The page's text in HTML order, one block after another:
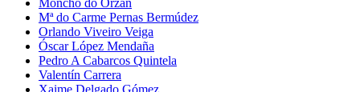
Moncho do Orzán
Mª do Carme Pernas Bermúdez
Orlando Viveiro Veiga
Óscar López Mendaña
Pedro A Cabarcos Quintela
Valentín Carrera
Xaime Delgado Gómez